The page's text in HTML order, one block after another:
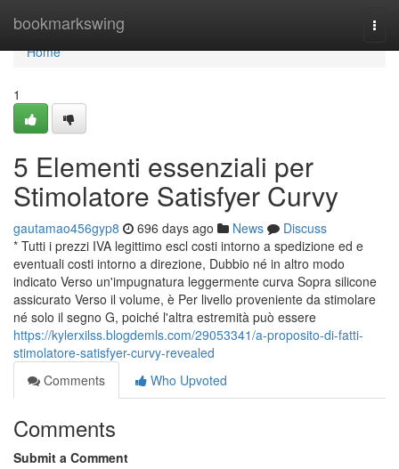
bookmarkswing
Home
Home
1
5 Elementi essenziali per
Stimolatore Satisfyer Curvy
gautamao456gyp8 696 days ago News
Discuss
* Tutti i prezzi IVA legittimo escl costi intorno a spedizione ed e
eventuali costi intorno a direzione, Dubbio né in altro modo
indicato Verso un'impugnatura leggermente curva Sopra silicone
assicurato Verso il volume, è Per livello proveniente da stimolare
né solo il segno G, poiché l'altra estremità può essere
https://kylerxilss.blogdemls.com/29053341/a-proposito-di-fatti-
stimolatore-satisfyer-curvy-revealed
Comments
Who Upvoted
Comments
Submit a Comment